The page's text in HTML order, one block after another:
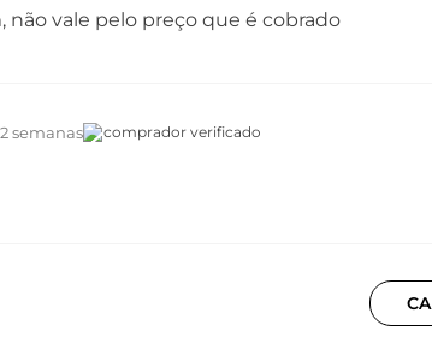
vale pelo preço que é cobrado
semanas comprador verificado